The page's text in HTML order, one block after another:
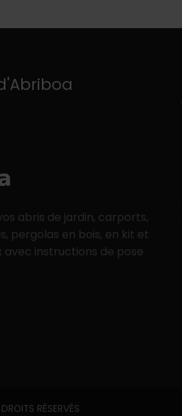
abris de jardin, carports,
pergolas en bois, en kit et
avec instructions de pose
RÉSERVÉS